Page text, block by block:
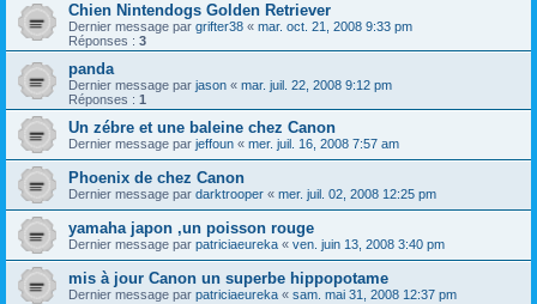
Chien Nintendogs Golden Retriever
Dernier message par grifter38 « mar. oct. 21, 2008 9:33 pm
Réponses : 3
panda
Dernier message par jason « mar. juil. 22, 2008 9:12 pm
Réponses : 1
Un zébre et une baleine chez Canon
Dernier message par jeffoun « mer. juil. 16, 2008 7:57 am
Phoenix de chez Canon
Dernier message par darktrooper « mer. juil. 02, 2008 12:25 pm
yamaha japon ,un poisson rouge
Dernier message par patriciaeureka « ven. juin 13, 2008 3:40 pm
mis à jour Canon un superbe hippopotame
Dernier message par patriciaeureka « sam. mai 31, 2008 12:37 pm